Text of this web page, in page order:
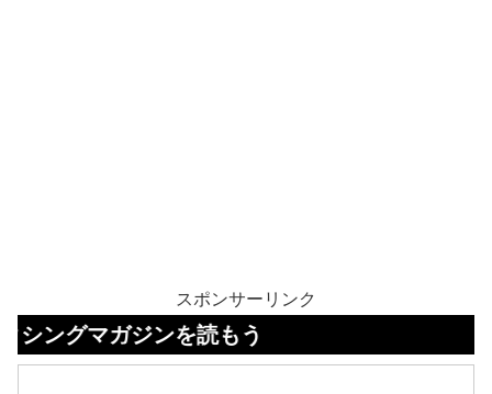
スポンサーリンク
ガジンを読もう